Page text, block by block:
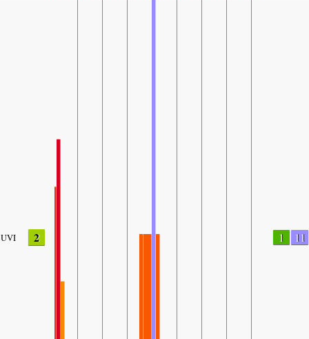
UVI 2 1 11